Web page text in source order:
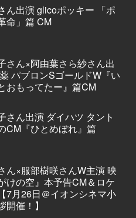
ん出演 glicoポッキー 「ポ
命」篇 CM
さん×阿由葉さら紗さん出
パブロンSゴールドW『い
おもってたー』篇CM
さん出演 ダイハツ タント
CM『ひとめぼれ』篇
ん×服部樹咲さんW主演 映
けの空』本予告CM＆ロケ
月26日＠イオンシネマ小
開催！】